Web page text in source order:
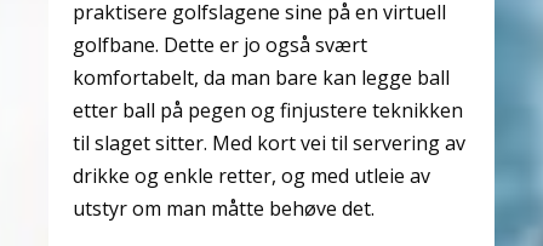
praktisere golfslagene sine på en virtuell
golfbane. Dette er jo også svært
komfortabelt, da man bare kan legge ball
etter ball på pegen og finjustere teknikken
til slaget sitter. Med kort vei til servering av
drikke og enkle retter, og med utleie av
utstyr om man måtte behøve det.